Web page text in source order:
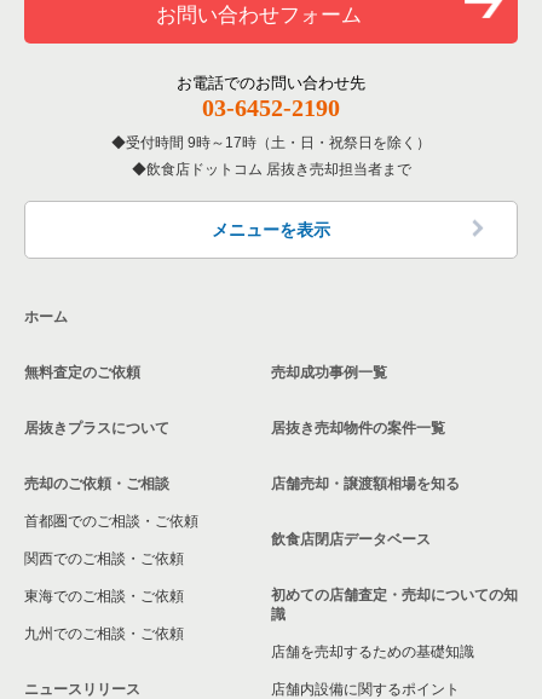
洋食の居抜き売却物件の案件一覧
その他の居抜き売却物件の案件一覧
柏市の飲食店の居抜き売却物件の案件一覧
館山市の飲食店の居抜き売却物件の案件一覧
千葉市花見川区の飲食店の居抜き売却物件の案件一覧
我孫子市の飲食店の居抜き売却物件の案件一覧
千葉市稲毛区の飲食店の居抜き売却物件の案件一覧
流山市の飲食店の居抜き売却物件の案件一覧
千葉市緑区の飲食店の居抜き売却物件の案件一覧
白井市の飲食店の居抜き売却物件の案件一覧
千葉県の居酒屋・ダイニングバーの居抜き売却物件の案件一覧
千葉県の和食の居抜き売却物件の案件一覧
千葉県の洋食の居抜き売却物件の案件一覧
千葉県のその他の居抜き売却物件の案件一覧
お問い合わせフォーム
お電話でのお問い合わせ先
03-6452-2190
受付時間 9時～17時（土・日・祝祭日を除く）
飲食店ドットコム 居抜き売却担当者まで
メニューを表示
ホーム
無料査定のご依頼
居抜きプラスについて
売却のご依頼・ご相談
首都圏でのご相談・ご依頼
関西でのご相談・ご依頼
東海でのご相談・ご依頼
九州でのご相談・ご依頼
ニュースリリース
売却成功事例一覧
居抜き売却物件の案件一覧
店舗売却・譲渡額相場を知る
飲食店閉店データベース
初めての店舗査定・売却についての知
識
店舗を売却するための基礎知識
店舗内設備に関するポイント